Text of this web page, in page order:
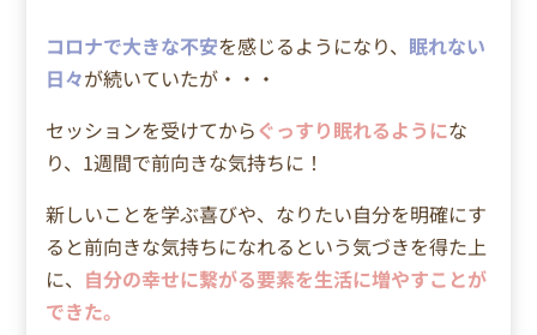
コロナで大きな不安を感じるようになり、 眠れない
日々が続いていたが・・・
セッションを受けてからぐっすり眠れるようにな
り、1週間で前向きな気持ちに！
新しいことを学ぶ喜びや、なりたい自分を明確にす
ると前向きな気持ちになれるという気づきを得た上
に、 自分の幸せに繋がる要素を生活に増やすことが
できた。